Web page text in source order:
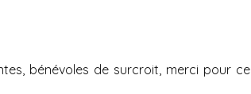
bénévoles de surcroit, merci pour ce